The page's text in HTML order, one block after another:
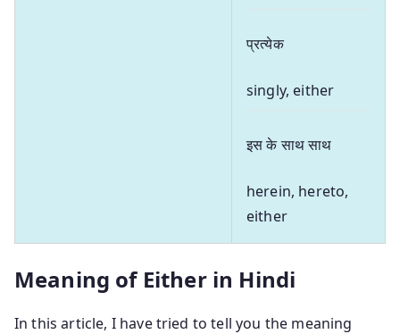
प्रत्येक
singly, either
इस के साथ साथ
herein, hereto,
either
Meaning of Either in Hindi
In this article, I have tried to tell you the meaning